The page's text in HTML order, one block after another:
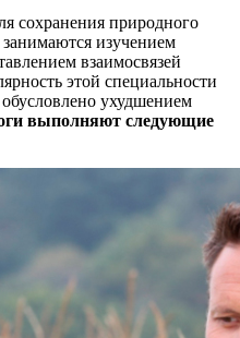
сохранения природного
изучением
взаимосвязей
этой специальности
ухудшением
выполняют следующие